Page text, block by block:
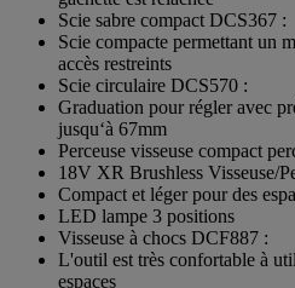
Scie sabre compact DCS367 :
Scie compacte permettant un
accès restreints
Scie circulaire DCS570 :
Graduation pour régler avec
jusqu‘à 67mm
Perceuse visseuse compact
18V XR Brushless Visseuse/
Compact et léger pour des
LED lampe 3 positions
Visseuse à chocs DCF887 :
L'outil est très confortable à
espaces